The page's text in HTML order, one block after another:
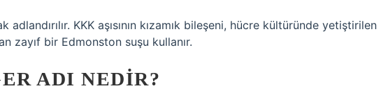
adlandırılır. KKK aşısının kızamık bileşeni, hücre kültüründe yetiştirilen
zayıf bir Edmonston suşu kullanır.
ADI NEDIR?